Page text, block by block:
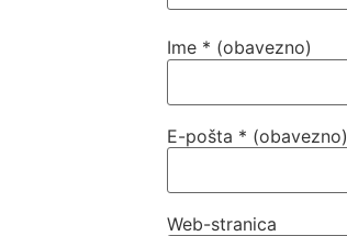
Ime * (obavezno)
E-pošta * (obavezno)
Web-stranica